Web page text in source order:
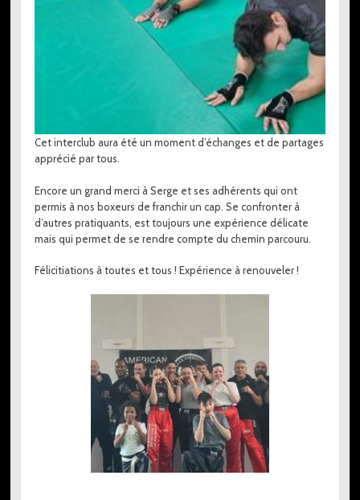
Cet interclub aura été un moment d’échanges et de partages
apprécié par tous.
Encore un grand merci à Serge et ses adhérents qui ont
permis à nos boxeurs de franchir un cap. Se confronter à
d’autres pratiquants, est toujours une expérience délicate
mais qui permet de se rendre compte du chemin parcouru.
Félicitiations à toutes et tous ! Expérience à renouveler !